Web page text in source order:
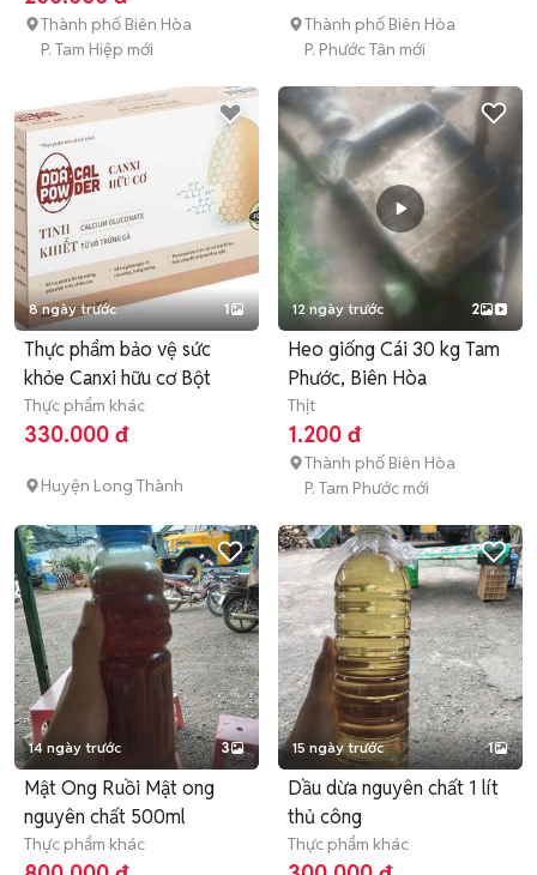
Thành phố Biên Hòa
P. Tam Hiệp mới
Thành phố Biên Hòa
P. Phước Tân mới
8 ngày trước 1
Thực phẩm bảo vệ sức
khỏe Canxi hữu cơ Bột
Thực phẩm khác
330.000 đ
Huyện Long Thành
12 ngày trước 2
Heo giống Cái 30 kg Tam
Phước, Biên Hòa
Thịt
1.200 đ
Thành phố Biên Hòa
P. Tam Phước mới
14 ngày trước 3
Mật Ong Ruồi Mật ong
nguyên chất 500ml
Thực phẩm khác
15 ngày trước 1
Dầu dừa nguyên chất 1 lít
thủ công
Thực phẩm khác